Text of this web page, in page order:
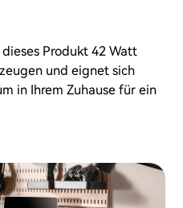
Produkt 42 Watt
und eignet sich
in Ihrem Zuhause für ein